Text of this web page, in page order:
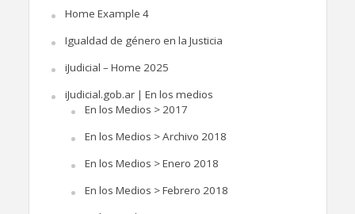
Home Example 4
Igualdad de género en la Justicia
iJudicial – Home 2025
iJudicial.gob.ar | En los medios
En los Medios > 2017
En los Medios > Archivo 2018
En los Medios > Enero 2018
En los Medios > Febrero 2018